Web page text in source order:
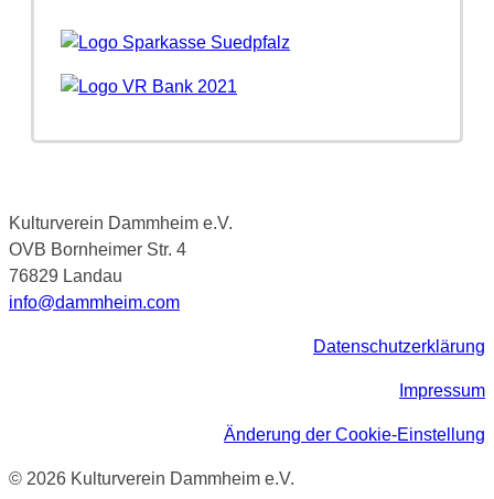
Kulturverein Dammheim e.V.
OVB Bornheimer Str. 4
76829 Landau
info@dammheim.com
Datenschutzerklärung
Impressum
Änderung der Cookie-Einstellung
© 2026 Kulturverein Dammheim e.V.